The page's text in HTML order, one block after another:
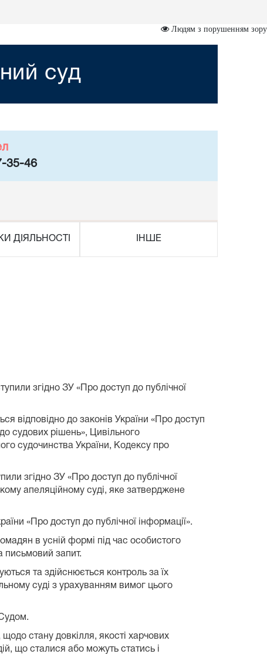
Людям з порушенням зору
суд
35-46
ДІЯЛЬНОСТІ ІНШЕ
згідно ЗУ «Про доступ до публічної
відповідно до законів України «Про доступ
судових рішень», Цивільного
судочинства України, Кодексу про
згідно ЗУ «Про доступ до публічної
апеляційному суді, яке затверджене
«Про доступ до публічної інформації».
в усній формі під час особистого
письмовий запит.
та здійснюється контроль за їх
суді з урахуванням вимог цього
стану довкілля, якості харчових
що сталися або можуть статись і